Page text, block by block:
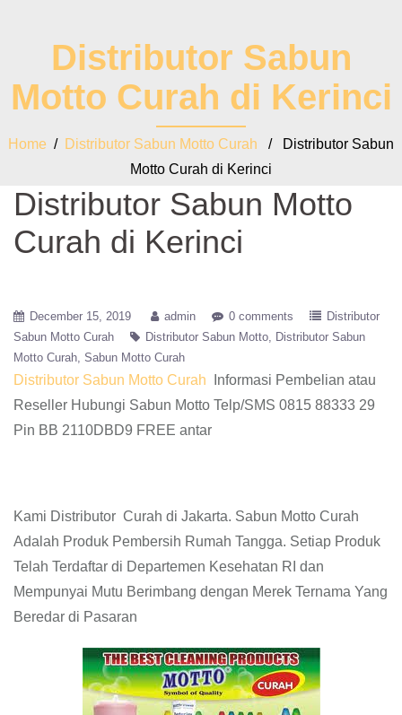
Distributor Sabun
Motto Curah di Kerinci
Home / Distributor Sabun Motto Curah / Distributor Sabun
Motto Curah di Kerinci
Distributor Sabun Motto
Curah di Kerinci
December 15, 2019 admin 0 comments
Distributor
Sabun Motto Curah
Distributor Sabun Motto
Distributor Sabun
Motto Curah Sabun Motto Curah
Distributor Sabun Motto Curah
Informasi Pembelian atau
Reseller Hubungi Sabun Motto Telp/SMS 0815 88333 29
Pin BB 2110DBD9 FREE antar
Kami Distributor Curah di Jakarta. Sabun Motto Curah
Adalah Produk Pembersih Rumah Tangga. Setiap Produk
Telah Terdaftar di Departemen Kesehatan RI dan
Mempunyai Mutu Berimbang dengan Merek Ternama Yang
Beredar di Pasaran